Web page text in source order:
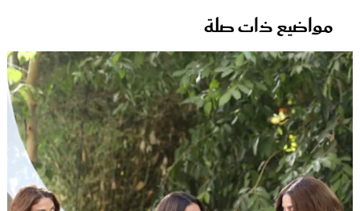
مواضيع ذات صلة